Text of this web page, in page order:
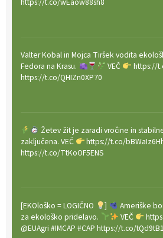
Valter Kobal in Mojca Tiršek vodita
Fedora na Krasu.
VEČ
https://
https://t.co/QHIZn0XP70
Žetev žit je zaradi vročine in
zaključena. VEČ
https://t.co/
https://t.co/TtKoOF5ENS
[EKOloško = LOGIČNO ]
Ameriške
za ekološko pridelavo.
VEČ
@EUAgri #IMCAP #CAP https://t.co/